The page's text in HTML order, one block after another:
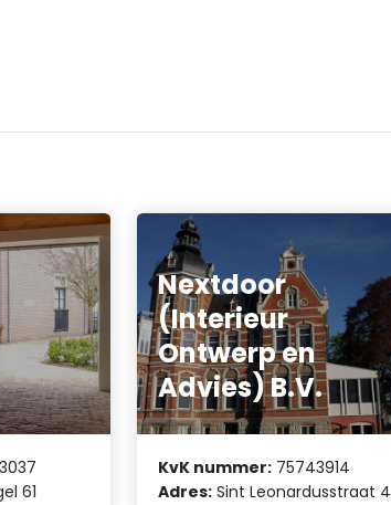
61
Nextdoor
(Interieur
Ontwerp en
Advies) B.V.
KvK nummer: 75743914
Adres: Sint Leonardusstraat 4